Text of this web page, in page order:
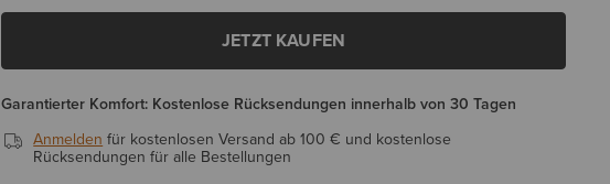
JETZT KAUFEN
Garantierter Komfort: Kostenlose Rücksendungen innerhalb von 30 Tagen
Anmelden für kostenlosen Versand ab 100 € und kostenlose
Rücksendungen für alle Bestellungen